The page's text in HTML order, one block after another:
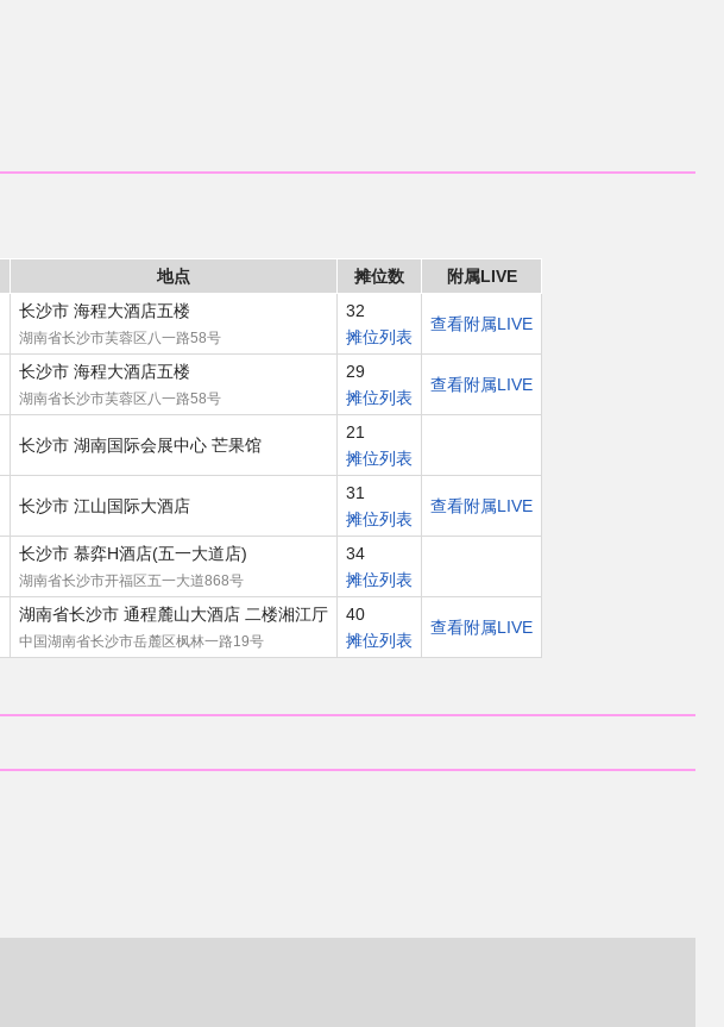
地点 摊位数 附属LIVE
长沙市 海程大酒店五楼
湖南省长沙市芙蓉区八一路58号
32
摊位列表
查看附属LIVE
长沙市 海程大酒店五楼
湖南省长沙市芙蓉区八一路58号
29
摊位列表
查看附属LIVE
长沙市 湖南国际会展中心 芒果馆
21
摊位列表
长沙市 江山国际大酒店
31
摊位列表
查看附属LIVE
长沙市 慕弈H酒店(五一大道店)
湖南省长沙市开福区五一大道868号
34
摊位列表
湖南省长沙市 通程麓山大酒店 二楼湘江厅
中国湖南省长沙市岳麓区枫林一路19号
40
摊位列表
查看附属LIVE